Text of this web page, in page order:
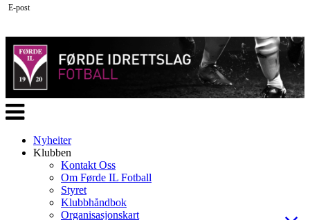
Veksle
navigasjon
Nyheiter
Klubben
Kontakt Oss
Om Førde IL Fotball
Styret
Klubbhåndbok
Organisasjonskart
E-post